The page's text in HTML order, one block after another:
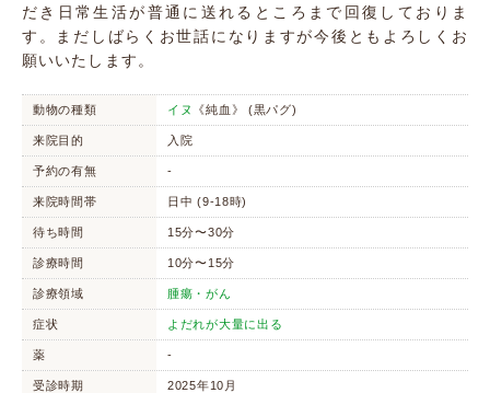
だき日常生活が普通に送れるところまで回復しておりま
す。まだしばらくお世話になりますが今後ともよろしくお
願いいたします。
動物の種類 イヌ 《純血》 (黒パグ)
来院目的 入院
予約の有無 -
来院時間帯 日中 (9-18時)
待ち時間 15分〜30分
診療時間 10分〜15分
診療領域 腫瘍・がん
症状 よだれが大量に出る
薬 -
受診時期 2025年10月